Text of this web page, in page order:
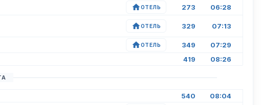
ОТЕЛЬ 273 06:28
ОТЕЛЬ 329 07:13
ОТЕЛЬ 349 07:29
419 08:26
540 08:04